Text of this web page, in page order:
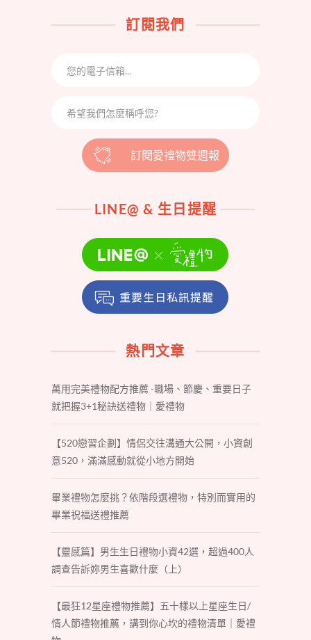
訂閱我們
訂閱愛禮物雙週報
LINE@ & 生日提醒
熱門文章
萬用完美禮物配方推薦 -職場、節慶、重要日子
就把握3+1秘訣送禮物｜愛禮物
【520戀習企劃】情侶交往溝通大公開，小資創
意520，滿滿感動就從小地方開始
畢業禮物怎麼挑？依階段選禮物，特別而實用的
畢業祝福送禮推薦
【靈感篇】男生生日禮物小資42選，超過400人
調查告訴妳男生喜歡什麼（上）
【最狂12星座禮物推薦】五十樣以上星座生日/
情人節禮物推薦，講到你心坎的禮物清單｜愛禮